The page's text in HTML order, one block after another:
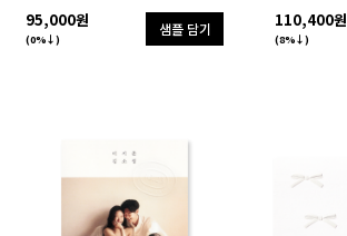
95,000원
(0%↓)
샘플 담기 110,400원
(8%↓)